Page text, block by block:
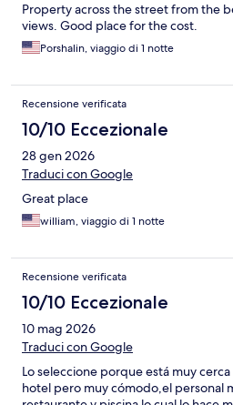
Property across the street from the
views. Good place for the cost.
Porshalin, viaggio di 1 notte
Recensione verificata
10/10 Eccezionale
28 gen 2026
Traduci con Google
Great place
william, viaggio di 1 notte
Recensione verificata
10/10 Eccezionale
10 mag 2026
Traduci con Google
Lo seleccione porque está muy
hotel pero muy cómodo,el personal